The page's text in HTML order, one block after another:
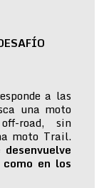
a las
una moto
road, sin
moto Trail.
desenvuelve
en los